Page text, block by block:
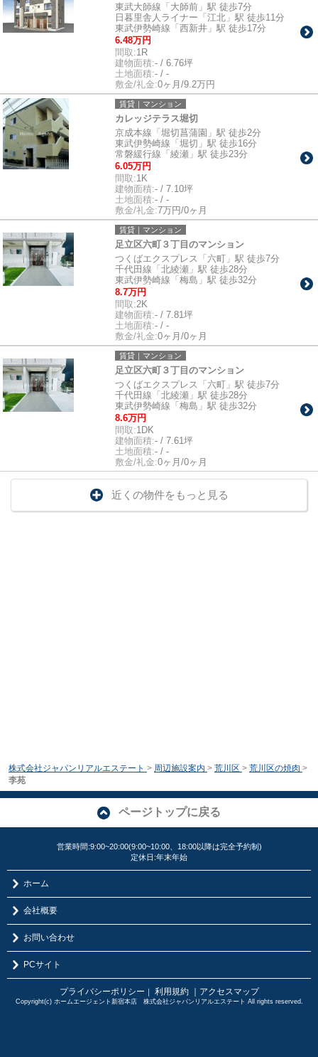
東武大師線「大師前」駅 徒歩7分
日暮里舎人ライナー「江北」駅 徒歩11分
東武伊勢崎線「西新井」駅 徒歩17分
6.48万円
間取:1R
建物面積:- / 6.76坪
土地面積:- / -
敷金/礼金:0ヶ月/9.2万円
賃貸｜マンション
カレッジテラス堀切
京成本線「堀切菖蒲園」駅 徒歩2分
東武伊勢崎線「堀切」駅 徒歩16分
常磐緩行線「綾瀬」駅 徒歩23分
6.05万円
間取:1K
建物面積:- / 7.10坪
土地面積:- / -
敷金/礼金:7万円/0ヶ月
賃貸｜マンション
足立区六町３丁目のマンション
つくばエクスプレス「六町」駅 徒歩7分
千代田線「北綾瀬」駅 徒歩28分
東武伊勢崎線「梅島」駅 徒歩32分
8.7万円
間取:2K
建物面積:- / 7.81坪
土地面積:- / -
敷金/礼金:0ヶ月/0ヶ月
賃貸｜マンション
足立区六町３丁目のマンション
つくばエクスプレス「六町」駅 徒歩7分
千代田線「北綾瀬」駅 徒歩28分
東武伊勢崎線「梅島」駅 徒歩32分
8.6万円
間取:1DK
建物面積:- / 7.61坪
土地面積:- / -
敷金/礼金:0ヶ月/0ヶ月
近くの物件をもっと見る
株式会社ジャパンリアルエステート > 周辺施設案内 > 荒川区 > 荒川区の焼肉 >
李苑
ページトップに戻る
営業時間:9:00~20:00(9:00~10:00、18:00以降は完全予約制)
定休日:年末年始
ホーム
会社概要
お問い合わせ
PCサイト
プライバシーポリシー ｜ 利用規約 ｜アクセスマップ
Copyright(c) ホームエージェント新宿本店 株式会社ジャパンリアルエステート All rights reserved.